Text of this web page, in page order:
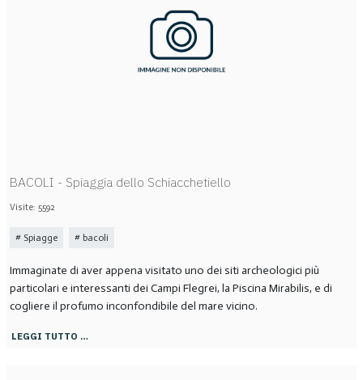
BACOLI - Spiaggia dello Schiacchetiello
Visite: 5592
Spiagge bacoli
Immaginate di aver appena visitato uno dei siti archeologici più
particolari e interessanti dei Campi Flegrei, la Piscina Mirabilis, e di
cogliere il profumo inconfondibile del mare vicino.
LEGGI TUTTO …